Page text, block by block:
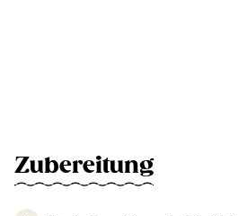
Zubereitung